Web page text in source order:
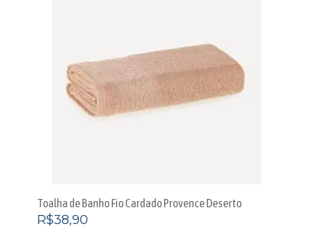
Toalha de Banho Fio Cardado Provence Deserto
R$38,90